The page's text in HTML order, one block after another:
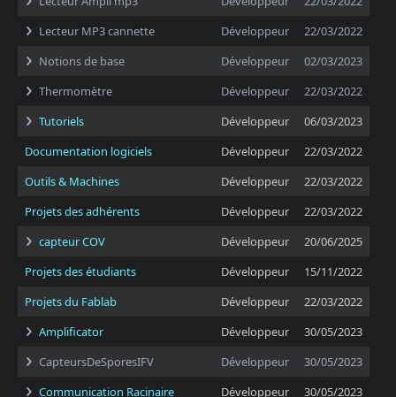
Lecteur MP3 cannette
Développeur
22/03/2022
Notions de base
Développeur
02/03/2023
Thermomètre
Développeur
22/03/2022
Tutoriels
Développeur
06/03/2023
Documentation logiciels
Développeur
22/03/2022
Outils & Machines
Développeur
22/03/2022
Projets des adhérents
Développeur
22/03/2022
capteur COV
Développeur
20/06/2025
Projets des étudiants
Développeur
15/11/2022
Projets du Fablab
Développeur
22/03/2022
Amplificator
Développeur
30/05/2023
CapteursDeSporesIFV
Développeur
30/05/2023
Communication Racinaire
Développeur 30/05/2023